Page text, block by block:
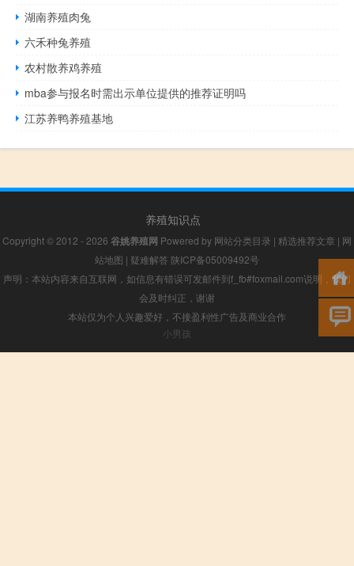
湖南养殖肉兔
六禾种兔养殖
农村散养鸡养殖
mba参与报名时需出示单位提供的推荐证明吗
江苏养鸭养殖基地
养殖知识点
Copyright © 2012 - 2026 谷姚养殖网 Powered by 网站分类目录 | 精选推荐文章 | 网
站地图 | 疑难解答 陕ICP备05009492号
声明：本站内容来自互联网，如信息有错误可发邮件到f_fb#foxmail.com说明，我们
会及时纠正，谢谢
本站仅为个人兴趣爱好，不接盈利性广告及商业合作
小男孩